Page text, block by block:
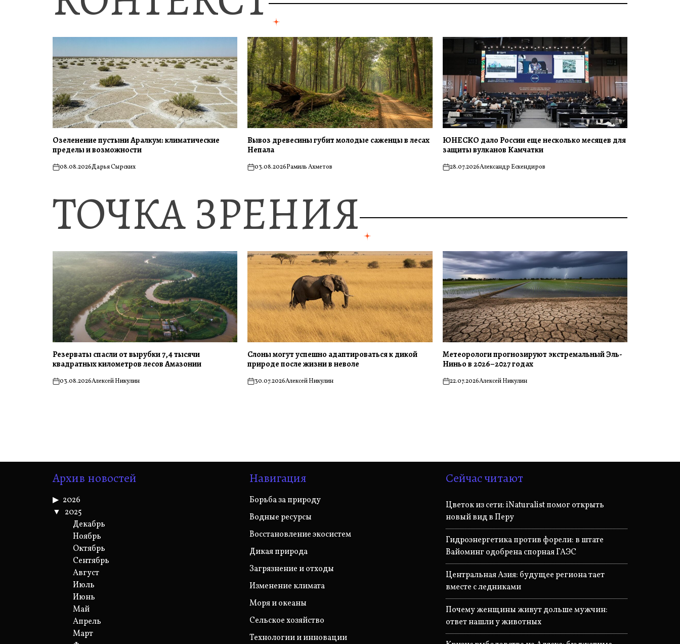
Озеленение пустыни Аралкум: климатические
пределы и возможности
on08.08.2026Дарья Сырских
Вывоз древесины губит молодые саженцы в лесах
Непала
on03.08.2026Рамиль Ахметов
ЮНЕСКО дало России еще несколько месяцев для
защиты вулканов Камчатки
on28.07.2026Александр Ескендиров
ТОЧКА ЗРЕНИЯ
Резерваты спасли от вырубки 7,4 тысячи
квадратных километров лесов Амазонии
on03.08.2026Алексей Никулин
Слоны могут успешно адаптироваться к дикой
природе после жизни в неволе
on30.07.2026Алексей Никулин
Метеорологи прогнозируют экстремальный Эль-
Ниньо в 2026–2027 годах
on22.07.2026Алексей Никулин
Архив новостей
2026
2025
Декабрь
Ноябрь
Октябрь
Сентябрь
Август
Июль
Июнь
Май
Апрель
Март
Навигация
Борьба за природу
Водные ресурсы
Восстановление экосистем
Дикая природа
Загрязнение и отходы
Изменение климата
Моря и океаны
Сельское хозяйство
Технологии и инновации
Сейчас читают
Цветок из сети: iNaturalist помог открыть
новый вид в Перу
Гидроэнергетика против форели: в штате
Вайоминг одобрена спорная ГАЭС
Центральная Азия: будущее региона тает
вместе с ледниками
Почему женщины живут дольше мужчин:
ответ нашли у животных